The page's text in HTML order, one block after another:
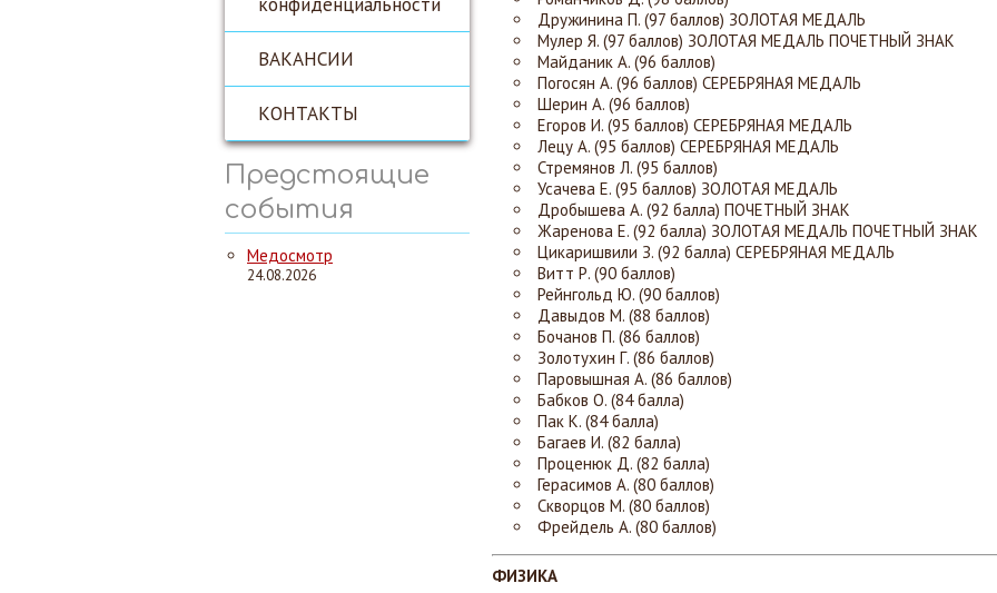
ВАКАНСИИ
КОНТАКТЫ
Предстоящие
события
Медосмотр
24.08.2026
Дружинина П. (97 баллов) ЗОЛОТАЯ МЕДАЛЬ
Мулер Я. (97 баллов) ЗОЛОТАЯ МЕДАЛЬ ПОЧЕТНЫЙ ЗНАК
Майданик А. (96 баллов)
Погосян А. (96 баллов) СЕРЕБРЯНАЯ МЕДАЛЬ
Шерин А. (96 баллов)
Егоров И. (95 баллов) СЕРЕБРЯНАЯ МЕДАЛЬ
Лецу А. (95 баллов) СЕРЕБРЯНАЯ МЕДАЛЬ
Стремянов Л. (95 баллов)
Усачева Е. (95 баллов) ЗОЛОТАЯ МЕДАЛЬ
Дробышева А. (92 балла) ПОЧЕТНЫЙ ЗНАК
Жаренова Е. (92 балла) ЗОЛОТАЯ МЕДАЛЬ ПОЧЕТНЫЙ ЗНАК
Цикаришвили З. (92 балла) СЕРЕБРЯНАЯ МЕДАЛЬ
Витт Р. (90 баллов)
Рейнгольд Ю. (90 баллов)
Давыдов М. (88 баллов)
Бочанов П. (86 баллов)
Золотухин Г. (86 баллов)
Паровышная А. (86 баллов)
Бабков О. (84 балла)
Пак К. (84 балла)
Багаев И. (82 балла)
Проценюк Д. (82 балла)
Герасимов А. (80 баллов)
Скворцов М. (80 баллов)
Фрейдель А. (80 баллов)
ФИЗИКА